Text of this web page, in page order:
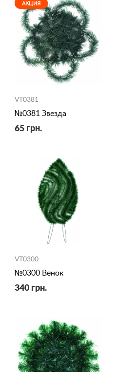
АКЦИЯ
VT0381
№0381 Звезда
65 грн.
VT0300
№0300 Венок
340 грн.